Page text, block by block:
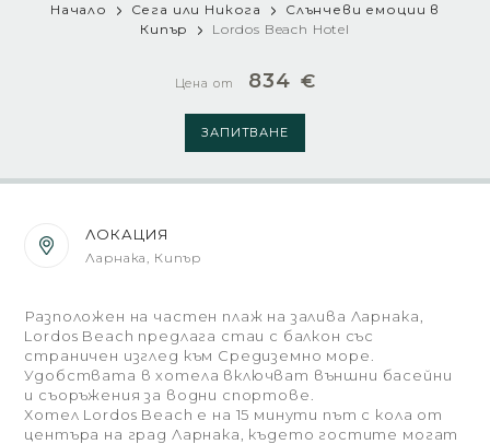
Начало Сега или Никога
Слънчеви емоции в
Кипър
Lordos Beach Hotel
Цена от 834 €
ЗАПИТВАНЕ
ЛОКАЦИЯ
Ларнака, Кипър
Разположен на частен плаж на залива Ларнака,
Lordos Beach предлага стаи с балкон със
страничен изглед към Средиземно море.
Удобствата в хотела включват външни басейни
и съоръжения за водни спортове.
Хотел Lordos Beach е на 15 минути път с кола от
центъра на град Ларнака, където гостите могат